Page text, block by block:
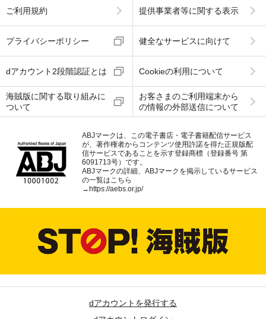
ご利用規約 提供事業者等に関する表示
プライバシーポリシー 健全なサービスに向けて
dアカウント2段階認証とは Cookieの利用について
海賊版に関する取り組みに
ついて
お客さまのご利用端末から
の情報の外部送信について
ABJマークは、この電子書店・電子書籍配信サービス
が、著作権者からコンテンツ使用許諾を得た正規版配
信サービスであることを示す登録商標（登録番号 第
6091713号）です。
ABJマークの詳細、ABJマークを掲示しているサービス
の一覧はこちら
→ https://aebs.or.jp/
dアカウントを発行する